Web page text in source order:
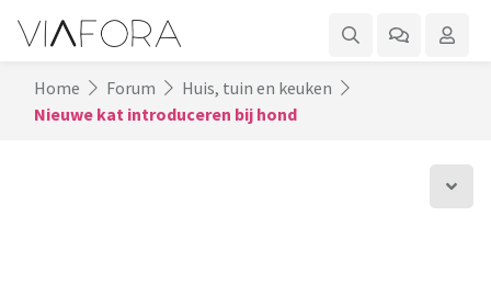
Home Forum
Huis, tuin en keuken
Nieuwe kat introduceren bij hond